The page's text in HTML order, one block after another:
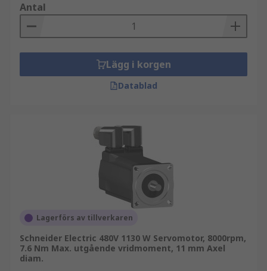
Antal
Lägg i korgen
Datablad
Lagerförs av tillverkaren
Schneider Electric 480V 1130 W Servomotor, 8000rpm,
7.6 Nm Max. utgående vridmoment, 11 mm Axel
diam.